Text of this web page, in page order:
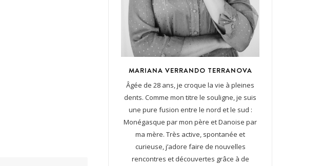
MARIANA VERRANDO TERRANOVA
Âgée de 28 ans, je croque la vie à pleines
dents. Comme mon titre le souligne, je suis
une pure fusion entre le nord et le sud :
Monégasque par mon père et Danoise par
ma mère. Très active, spontanée et
curieuse, j’adore faire de nouvelles
rencontres et découvertes grâce à de